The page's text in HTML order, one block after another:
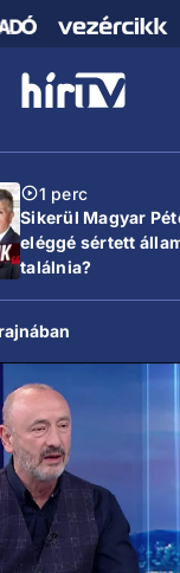
1 perc
Sikerül Magyar
eléggé sértett
találnia?